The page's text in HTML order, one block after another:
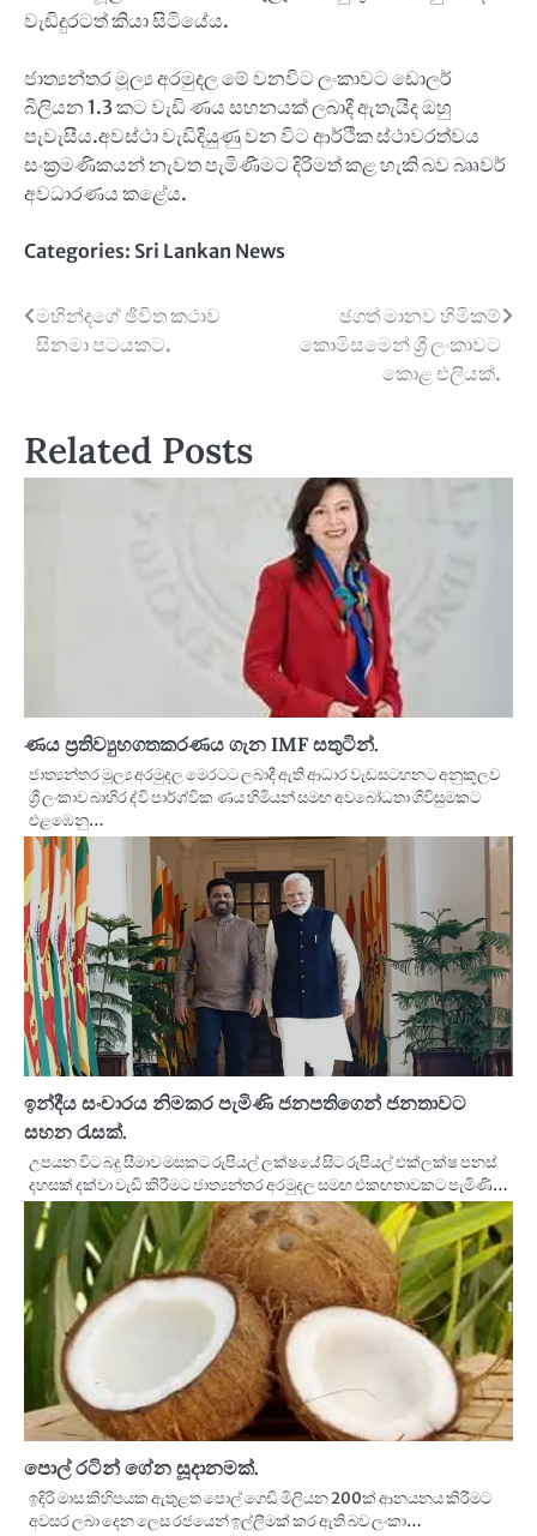
වැඩිදුරටත් කියා සිටියේය.
ජාත්‍යන්තර මූල්‍ය අරමුදල මේ වනවිට ලංකාවට ඩොලර්
බිලියන 1.3 කට වැඩි ණය සහනයක් ලබාදී ඇතැයිද ඔහු
පැවැසීය.අවස්ථා වැඩිදියුණු වන විට ආර්ථික ස්ථාවරත්වය
සංක්‍රමණිකයන් නැවත පැමිණීමට දිරිමත් කළ හැකි බව බෲවර්
අවධාරණය කළේය.
Categories: Sri Lankan News
Post
navigation
මහින්දගේ ඡීවිත කථාව
සිනමා පටයකට.
ඡගත් මානව හිමිකම්
කොමිසමෙන් ශ්‍රී ලංකාවට
කොළ එලියක්.
Related Posts
ණය ප්‍රතිව්‍යුහගතකරණය ගැන IMF සතුටින්.
ජාත්‍යන්තර මූල්‍ය අරමුදල මෙරටට ලබාදී ඇති ආධාර වැඩසටහනට අනුකූලව
ශ්‍රී ලංකාව බාහිර ද්වි පාර්ශ්වික ණය හිමියන් සමඟ අවබෝධතා ගිවිසුමකට
එළඹෙනු…
ඉන්දීය සංචාරය නිමකර පැමිණි ජනපතිගෙන් ජනතාවට
සහන රැසක්.
උපයන විට බදු සීමාව මසකට රුපියල් ලක්ෂයේ සිට රුපියල් එක්ලක්ෂ පනස්
දහසක් දක්වා වැඩි කිරීමට ජාත්‍යන්තර අරමුදල සමඟ එකඟතාවකට පැමිණි…
පොල් රටින් ගේන සූදානමක්.
ඉදිරි මාස කිහිපයක ඇතුළත පොල් ගෙඩි මිලියන 200ක් ආනයනය කිරීමට
අවසර ලබා දෙන ලෙස රජයෙන් ඉල්ලීමක් කර ඇති බව ලංකා…